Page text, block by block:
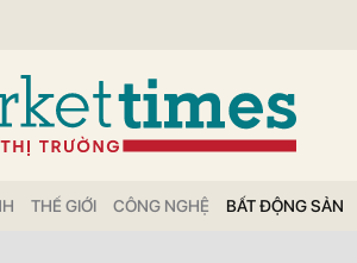
THẾ GIỚI CÔNG NGHỆ BẤT ĐỘNG SẢN